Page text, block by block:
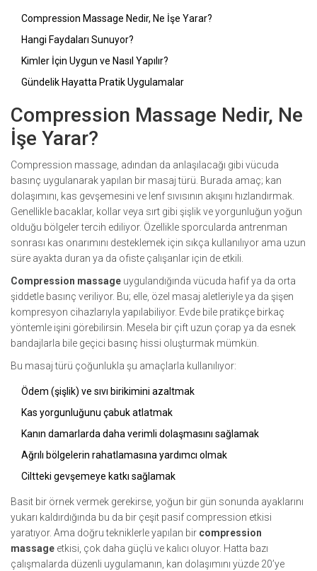
Compression Massage Nedir, Ne İşe Yarar?
Hangi Faydaları Sunuyor?
Kimler İçin Uygun ve Nasıl Yapılır?
Gündelik Hayatta Pratik Uygulamalar
Compression Massage Nedir, Ne
İşe Yarar?
Compression massage, adından da anlaşılacağı gibi vücuda
basınç uygulanarak yapılan bir masaj türü. Burada amaç; kan
dolaşımını, kas gevşemesini ve lenf sıvısının akışını hızlandırmak.
Genellikle bacaklar, kollar veya sırt gibi şişlik ve yorgunluğun yoğun
olduğu bölgeler tercih ediliyor. Özellikle sporcularda antrenman
sonrası kas onarımını desteklemek için sıkça kullanılıyor ama uzun
süre ayakta duran ya da ofiste çalışanlar için de etkili.
Compression massage uygulandığında vücuda hafif ya da orta
şiddetle basınç veriliyor. Bu; elle, özel masaj aletleriyle ya da şişen
kompresyon cihazlarıyla yapılabiliyor. Evde bile pratikçe birkaç
yöntemle işini görebilirsin. Mesela bir çift uzun çorap ya da esnek
bandajlarla bile geçici basınç hissi oluşturmak mümkün.
Bu masaj türü çoğunlukla şu amaçlarla kullanılıyor:
Ödem (şişlik) ve sıvı birikimini azaltmak
Kas yorgunluğunu çabuk atlatmak
Kanın damarlarda daha verimli dolaşmasını sağlamak
Ağrılı bölgelerin rahatlamasına yardımcı olmak
Ciltteki gevşemeye katkı sağlamak
Basit bir örnek vermek gerekirse, yoğun bir gün sonunda ayaklarını
yukarı kaldırdığında bu da bir çeşit pasif compression etkisi
yaratıyor. Ama doğru tekniklerle yapılan bir compression
massage etkisi, çok daha güçlü ve kalıcı oluyor. Hatta bazı
çalışmalarda düzenli uygulamanın, kan dolaşımını yüzde 20’ye